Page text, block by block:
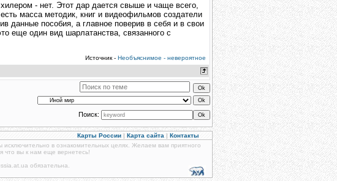
- нет. Этот дар дается свыше и чаще всего,
масса методик, книг и видеофильмов создатели
данные пособия, а главное поверив в себя и в свои
еще один вид шарлатанства, связанного с
Источник - Необъяснимое - невероятное
Поиск:
Карты России | Карта сайта | Контакты
в ознакомительных целях. Желаем вам приятного
что вы к нам еще вернетесь!
обязательна.